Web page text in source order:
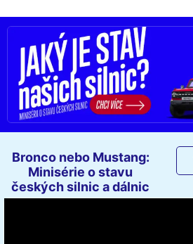
Bronco nebo Mustang:
Minisérie o stavu
českých silnic a dálnic